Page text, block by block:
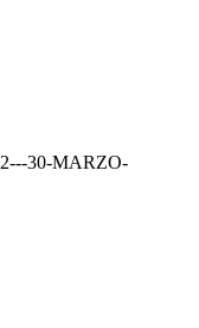
30-MARZO-